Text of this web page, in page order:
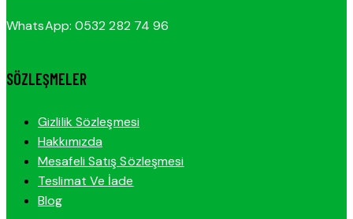
WhatsApp: 0532 282 74 96
SÖZLEŞMELER
Gizlilik Sözleşmesi
Hakkımızda
Mesafeli Satış Sözleşmesi
Teslimat Ve İade
Blog